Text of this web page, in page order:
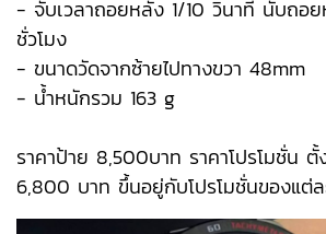
- จับเวลาถอยหลัง 1/10 วินาที นับถอ
ชั่วโมง
- ขนาดวัดจากซ้ายไปทางขวา 48mm
- น้ำหนักรวม 163 g
ราคาป้าย 8,500บาท ราคาโปรโมชั่น
6,800 บาท ขึ้นอยู่กับโปรโมชั่นของแต่ล